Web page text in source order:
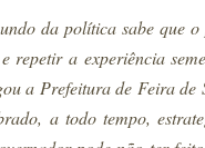
da política sabe que
repetir a experiência
a Prefeitura de Feira de
a todo tempo,